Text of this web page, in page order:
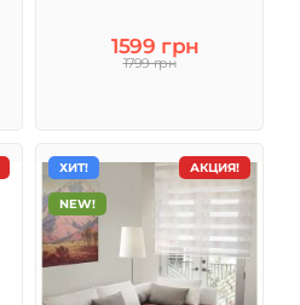
1599 грн
1799 грн
АКЦИЯ!
ХИТ!
NEW!